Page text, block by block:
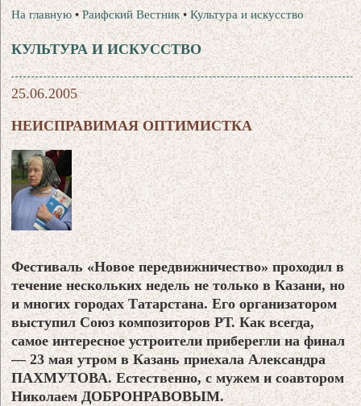
На главную •Раифский Вестник •Культура и искусство
КУЛЬТУРА И ИСКУССТВО
25.06.2005
НЕИСПРАВИМАЯ ОПТИМИСТКА
Фестиваль «Новое передвижничество» проходил в
течение нескольких недель не только в Казани, но
и многих городах Татарстана. Его организатором
выступил Союз композиторов РТ. Как всегда,
самое интересное устроители приберегли на финал
— 23 мая утром в Казань приехала Александра
ПАХМУТОВА. Естественно, с мужем и соавтором
Николаем ДОБРОНРАВОВЫМ.